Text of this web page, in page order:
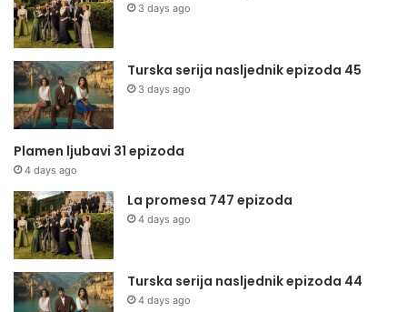
3 days ago
Turska serija nasljednik epizoda 45
3 days ago
Plamen ljubavi 31 epizoda
4 days ago
La promesa 747 epizoda
4 days ago
Turska serija nasljednik epizoda 44
4 days ago